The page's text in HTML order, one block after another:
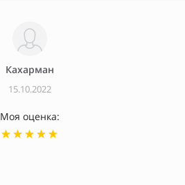
Кахарман
15.10.2022
Моя оценка: